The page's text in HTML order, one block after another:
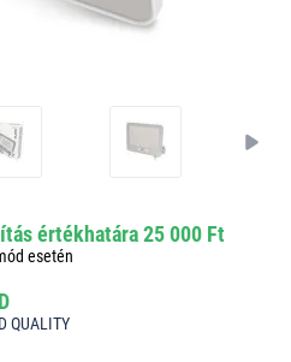
értékhatára 25 000 Ft
esetén
QUALITY